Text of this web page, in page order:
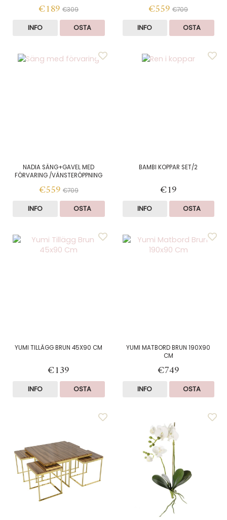
€189 €309
INFO OSTA
€559 €709
INFO OSTA
NADIA SÄNG+GAVEL MED
FÖRVARING /VÄNSTERÖPPNING
€559 €709
INFO OSTA
BAMBI KOPPAR SET/2
€19
INFO OSTA
YUMI TILLÄGG BRUN 45X90 CM
€139
INFO OSTA
YUMI MATBORD BRUN 190X90
CM
€749
INFO OSTA